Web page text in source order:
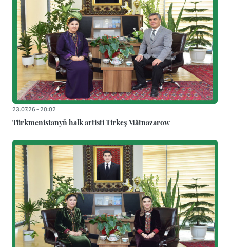
23.07.26 - 20:02
Türkmenistanyň halk artisti Tirkeş Mätnazarow